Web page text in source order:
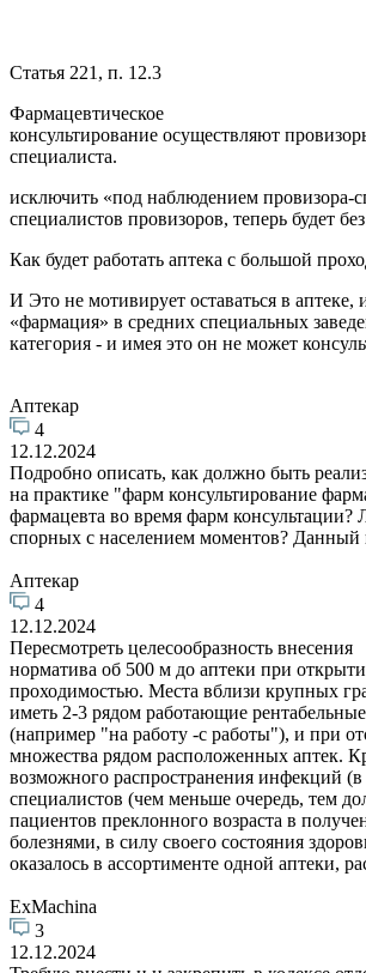
Статья 221, п. 12.3
Фармацевтическое
консультирование осуществляют
специалиста.
исключить «под наблюдением провизора-
специалистов провизоров, теперь будет
Как будет работать аптека с большой
И Это не мотивирует оставаться в
«фармация» в средних специальных
категория - и имея это он не может
Аптекар
4
12.12.2024
Подробно описать, как должно быть
на практике "фарм консультирование
фармацевта во время фарм
спорных с населением моментов? Данный
Аптекар
4
12.12.2024
Пересмотреть целесообразность внесения
норматива об 500 м до аптеки при
проходимостью. Места вблизи крупных
иметь 2-3 рядом работающие
(например "на работу -с работы"), и при
множества рядом расположенных аптек.
возможного распространения инфекций
специалистов (чем меньше очередь, тем
пациентов преклонного возраста в
болезнями, в силу своего состояния
оказалось в ассортименте одной аптеки,
ExMachina
3
12.12.2024